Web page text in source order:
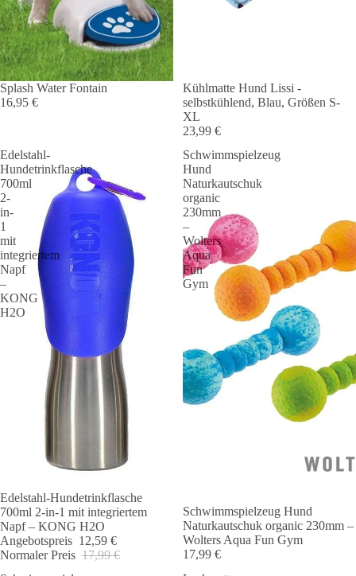
Ausverkauft
Splash Water Fontain
16,95 €
Kühlmatte Hund Lissi -
selbstkühlend, Blau, Größen S-
XL
23,99 €
Edelstahl-
Hundetrinkflasche
700ml
2-
in-
1
mit
integriertem
Napf
–
KONG
H2O
Angebot 🐾
Edelstahl-Hundetrinkflasche
700ml 2-in-1 mit integriertem
Napf – KONG H2O
Angebotspreis 12,59 €
Normaler Preis 17,99 €
Schwimmspielzeug
Hund
Naturkautschuk
organic
230mm
–
Wolters
Aqua
Fun
Gym
Schwimmspielzeug Hund
Naturkautschuk organic 230mm –
Wolters Aqua Fun Gym
17,99 €